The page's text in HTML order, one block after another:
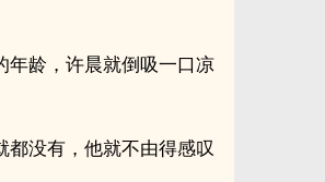
年龄，许晨就倒吸一口凉
都没有，他就不由得感叹